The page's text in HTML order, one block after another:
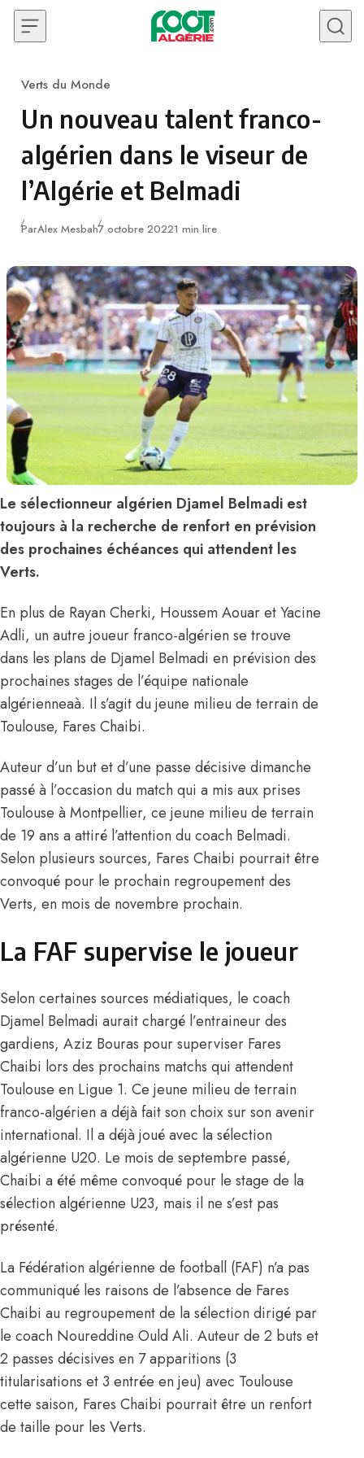
Skip to content
Category
Verts du Monde
Un nouveau talent franco-
algérien dans le viseur de
l’Algérie et Belmadi
ParAlex MesbahPublié
7 octobre 20221 min lire
Le sélectionneur algérien Djamel Belmadi est
toujours à la recherche de renfort en prévision
des prochaines échéances qui attendent les
Verts.
En plus de Rayan Cherki, Houssem Aouar et Yacine
Adli, un autre joueur franco-algérien se trouve
dans les plans de Djamel Belmadi en prévision des
prochaines stages de l’équipe nationale
algérienneaà. Il s’agit du jeune milieu de terrain de
Toulouse, Fares Chaibi.
Auteur d’un but et d’une passe décisive dimanche
passé à l’occasion du match qui a mis aux prises
Toulouse à Montpellier, ce jeune milieu de terrain
de 19 ans a attiré l’attention du coach Belmadi.
Selon plusieurs sources, Fares Chaibi pourrait être
convoqué pour le prochain regroupement des
Verts, en mois de novembre prochain.
La FAF supervise le joueur
Selon certaines sources médiatiques, le coach
Djamel Belmadi aurait chargé l’entraineur des
gardiens, Aziz Bouras pour superviser Fares
Chaibi lors des prochains matchs qui attendent
Toulouse en Ligue 1. Ce jeune milieu de terrain
franco-algérien a déjà fait son choix sur son avenir
international. Il a déjà joué avec la sélection
algérienne U20. Le mois de septembre passé,
Chaibi a été même convoqué pour le stage de la
sélection algérienne U23, mais il ne s’est pas
présenté.
La Fédération algérienne de football (FAF) n’a pas
communiqué les raisons de l’absence de Fares
Chaibi au regroupement de la sélection dirigé par
le coach Noureddine Ould Ali. Auteur de 2 buts et
2 passes décisives en 7 apparitions (3
titularisations et 3 entrée en jeu) avec Toulouse
cette saison, Fares Chaibi pourrait être un renfort
de taille pour les Verts.